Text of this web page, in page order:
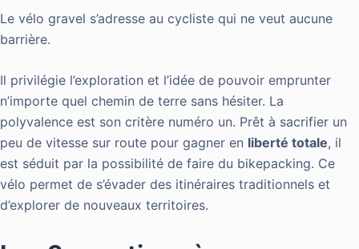
Le vélo gravel s’adresse au cycliste qui ne veut aucune
barrière.
Il privilégie l’exploration et l’idée de pouvoir emprunter
n’importe quel chemin de terre sans hésiter. La
polyvalence est son critère numéro un. Prêt à sacrifier un
peu de vitesse sur route pour gagner en liberté totale, il
est séduit par la possibilité de faire du bikepacking. Ce
vélo permet de s’évader des itinéraires traditionnels et
d’explorer de nouveaux territoires.